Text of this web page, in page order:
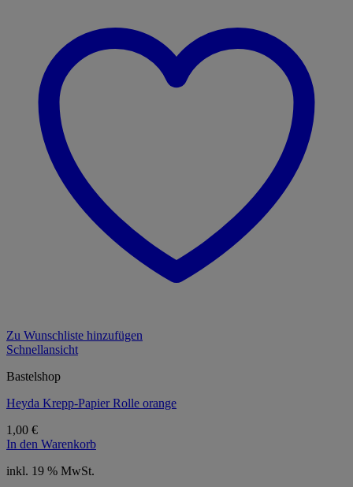
Zu Wunschliste hinzufügen
Schnellansicht
Bastelshop
Heyda Krepp-Papier Rolle orange
1,00 €
In den Warenkorb
inkl. 19 % MwSt.